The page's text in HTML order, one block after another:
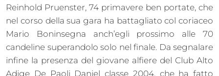
Reinhold Pruenster, 74 primavere ben portate, che
nel corso della sua gara ha battagliato col coriaceo
Mario Boninsegna anch’egli prossimo alle 70
candeline superandolo solo nel finale. Da segnalare
infine la presenza del giovane alfiere del Club Alto
Adige De Paoli Daniel classe 2004, che ha fatto